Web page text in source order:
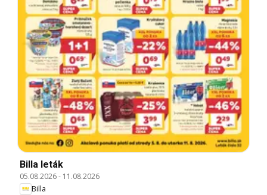
Billa leták
05.08.2026- 11.08.2026
Billa